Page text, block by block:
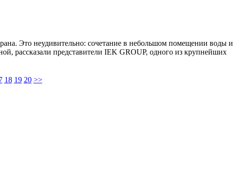
Это неудивительно: сочетание в небольшом помещении воды и
рассказали представители IEK GROUP, одного из крупнейших
18 19 20 >>